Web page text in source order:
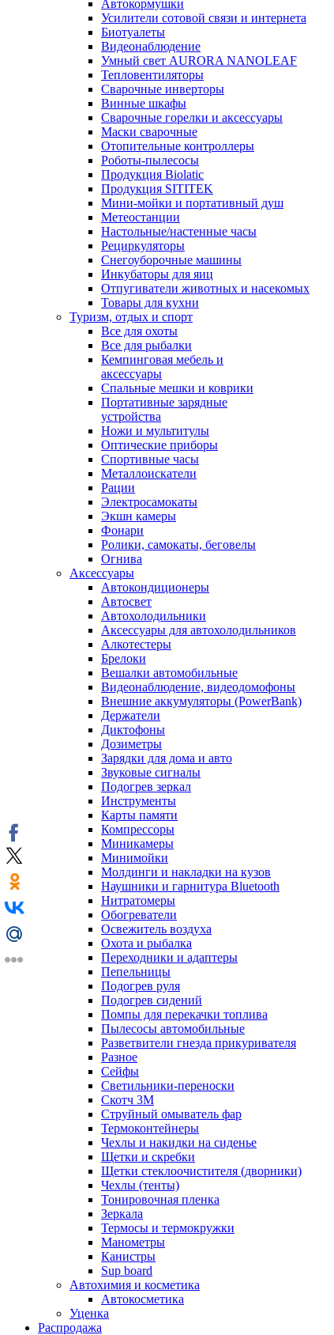
Автокормушки
Усилители сотовой связи и интернета
Биотуалеты
Видеонаблюдение
Умный свет AURORA NANOLEAF
Тепловентиляторы
Сварочные инверторы
Винные шкафы
Сварочные горелки и аксессуары
Маски сварочные
Отопительные контроллеры
Роботы-пылесосы
Продукция Biolatic
Продукция SITITEK
Мини-мойки и портативный душ
Метеостанции
Настольные/настенные часы
Рециркуляторы
Снегоуборочные машины
Инкубаторы для яиц
Отпугиватели животных и насекомых
Товары для кухни
Туризм, отдых и спорт
Все для охоты
Все для рыбалки
Кемпинговая мебель и
аксессуары
Спальные мешки и коврики
Портативные зарядные
устройства
Ножи и мультитулы
Оптические приборы
Спортивные часы
Металлоискатели
Рации
Электросамокаты
Экшн камеры
Фонари
Ролики, самокаты, беговелы
Огнива
Аксессуары
Автокондиционеры
Aвтосвет
Автохолодильники
Аксессуары для автохолодильников
Алкотестеры
Брелоки
Вешалки автомобильные
Видеонаблюдение, видеодомофоны
Внешние аккумуляторы (PowerBank)
Держатели
Диктофоны
Дозиметры
Зарядки для дома и авто
Звуковые сигналы
Подогрев зеркал
Инструменты
Карты памяти
Компрессоры
Миникамеры
Минимойки
Молдинги и накладки на кузов
Наушники и гарнитура Bluetooth
Нитратомеры
Обогреватели
Освежитель воздуха
Охота и рыбалка
Переходники и адаптеры
Пепельницы
Подогрев руля
Подогрев сидений
Помпы для перекачки топлива
Пылесосы автомобильные
Разветвители гнезда прикуривателя
Разное
Сейфы
Светильники-переноски
Скотч 3М
Струйный омыватель фар
Термоконтейнеры
Чехлы и накидки на сиденье
Щетки и скребки
Щетки стеклоочистителя (дворники)
Чехлы (тенты)
Тонировочная пленка
Зеркалa
Термосы и термокружки
Манометры
Канистры
Sup board
Автохимия и косметика
Автокосметика
Уценка
Распродажа